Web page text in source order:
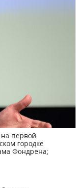
первой
городке
Фондрена;